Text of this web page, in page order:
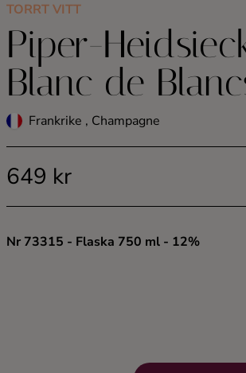
TORRT VITT
Piper-
Blanc de
Frankrike , Champagne
649 kr
Nr 73315 - Flaska 750 ml - 12%